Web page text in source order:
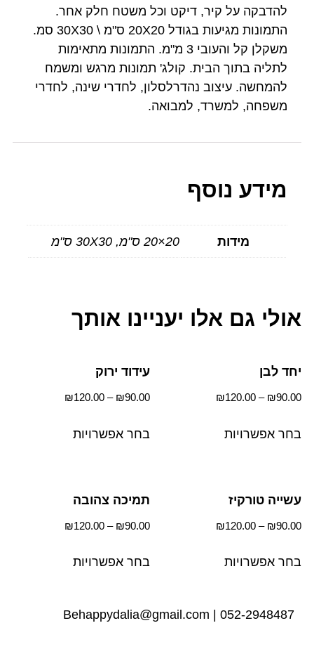
להדבקה על קיר, דיקט וכל משטח חלק אחר.
התמונות מגיעות בגודל 20X20 ס"מ \ 30X30 סמ.
משקלן קל והעובי 3 מ"מ. התמונות מתאימות
לתליה בתוך הבית. קולג' תמונות מרגש ומשמח
להמחשה. עיצוב נהדרלסלון, לחדרי שינה, לחדרי
משפחה, למשרד, למבואה.
מידע נוסף
מידות 20×20 ס"מ, 30X30 ס"מ
אולי גם אלו יעניינו אותך
יחד לבן
₪90.00
–
₪120.00
בחר אפשרויות
עידוד ירוק
₪90.00
–
₪120.00
בחר אפשרויות
עשייה טורקיז
₪90.00
–
₪120.00
בחר אפשרויות
תמיכה צהובה
₪90.00
–
₪120.00
בחר אפשרויות
Behappydalia@gmail.com 052-2948487